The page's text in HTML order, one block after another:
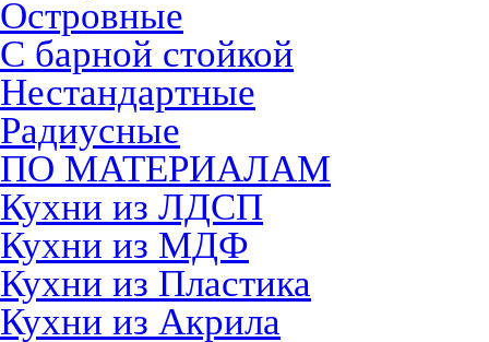
Островные
С барной стойкой
Нестандартные
Радиусные
ПО МАТЕРИАЛАМ
Кухни из ЛДСП
Кухни из МДФ
Кухни из Пластика
Кухни из Акрила